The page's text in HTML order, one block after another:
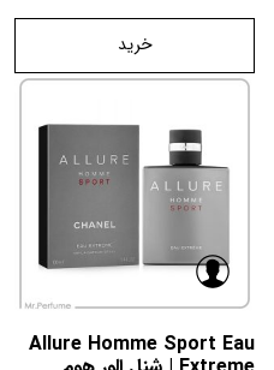
خرید
Allure Homme Sport Eau